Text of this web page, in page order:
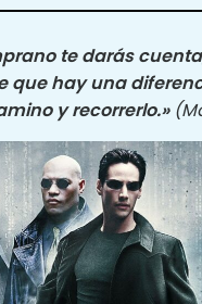
te darás
que hay una
y recorrerlo.»